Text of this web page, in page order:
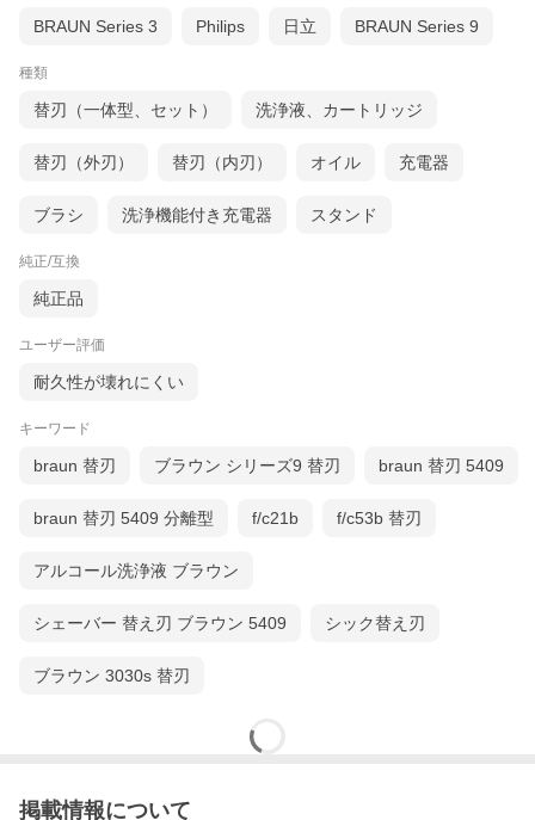
BRAUN Series 3 Philips 日立 BRAUN Series 9
種類
替刃（一体型、セット） 洗浄液、カートリッジ
替刃（外刃） 替刃（内刃） オイル 充電器
ブラシ 洗浄機能付き充電器 スタンド
純正/互換
純正品
ユーザー評価
耐久性が壊れにくい
キーワード
braun 替刃 ブラウン シリーズ9 替刃 braun 替刃 5409
braun 替刃 5409 分離型 f/c21b f/c53b 替刃
アルコール洗浄液 ブラウン
シェーバー 替え刃 ブラウン 5409 シック替え刃
ブラウン 3030s 替刃
掲載情報について